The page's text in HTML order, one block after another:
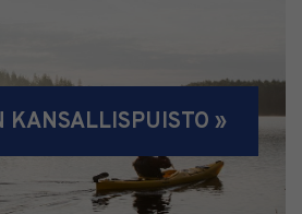
KANSALLISPUISTO »